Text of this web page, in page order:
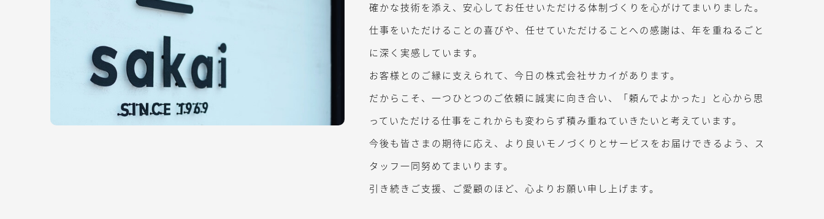
確かな技術を添え、安心してお任せいただける体制づくりを心がけてまいりました。
仕事をいただけることの喜びや、任せていただけることへの感謝は、年を重ねるごと
に深く実感しています。
お客様とのご縁に支えられて、今日の株式会社サカイがあります。
だからこそ、一つひとつのご依頼に誠実に向き合い、「頼んでよかった」と心から思
っていただける仕事をこれからも変わらず積み重ねていきたいと考えています。
今後も皆さまの期待に応え、より良いモノづくりとサービスをお届けできるよう、ス
タッフ一同努めてまいります。
引き続きご支援、ご愛顧のほど、心よりお願い申し上げます。